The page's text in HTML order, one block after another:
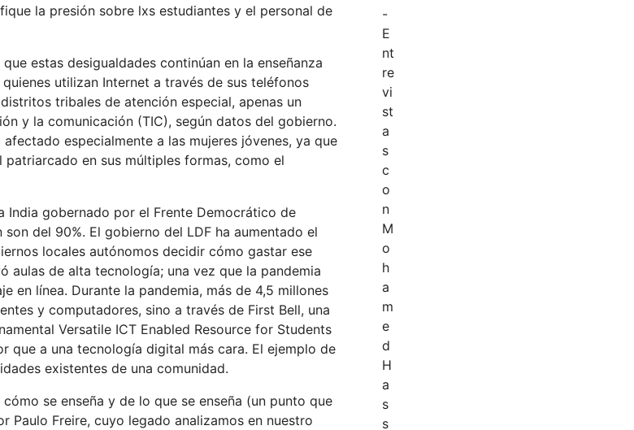
la presión sobre lxs estudiantes y el personal de
estas desigualdades continúan en la enseñanza
utilizan Internet a través de sus teléfonos
tribales de atención especial, apenas un
y la comunicación (TIC), según datos del gobierno.
especialmente a las mujeres jóvenes, ya que
en sus múltiples formas, como el
India gobernado por el Frente Democrático de
del 90%. El gobierno del LDF ha aumentado el
locales autónomos decidir cómo gastar ese
aulas de alta tecnología; una vez que la pandemia
en línea. Durante la pandemia, más de 4,5 millones
y computadores, sino a través de First Bell, una
Versatile ICT Enabled Resource for Students
que a una tecnología digital más cara. El ejemplo de
existentes de una comunidad.
se enseña y de lo que se enseña (un punto que
Paulo Freire, cuyo legado analizamos en nuestro